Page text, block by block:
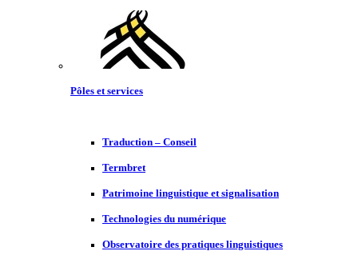
Pôles et services
Traduction – Conseil
Termbret
Patrimoine linguistique et signalisation
Technologies du numérique
Observatoire des pratiques linguistiques